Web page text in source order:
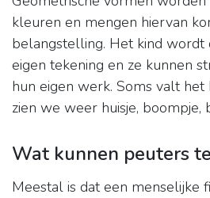
kleuren en mengen hiervan
belangstelling. Het kind wordt
eigen tekening en ze kunnen
hun eigen werk. Soms valt
zien we weer huisje, boompje,
Wat kunnen peuters
Meestal is dat een menselijke